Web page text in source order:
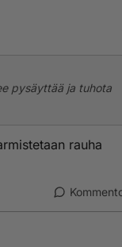
pysäyttää ja tuhota
rauha